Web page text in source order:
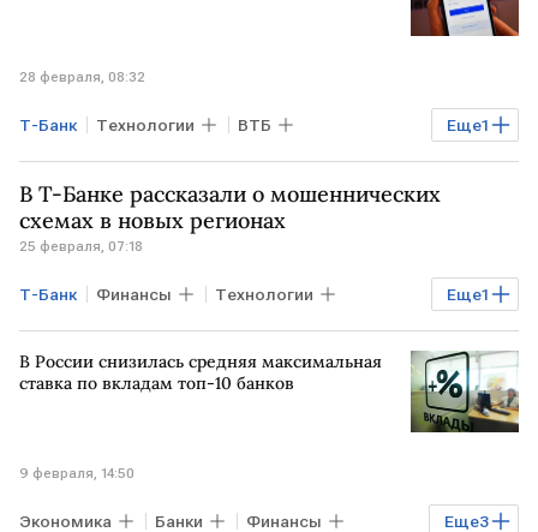
28 февраля, 08:32
Еще1
Т-Банк Технологии ВТБ
Газпромбанк
В Т-Банке рассказали о мошеннических
схемах в новых регионах
25 февраля, 07:18
Еще1
Т-Банк Финансы Технологии
РОССИЯ
В России снизилась средняя максимальная
ставка по вкладам топ-10 банков
9 февраля, 14:50
Еще3
Экономика Банки Финансы